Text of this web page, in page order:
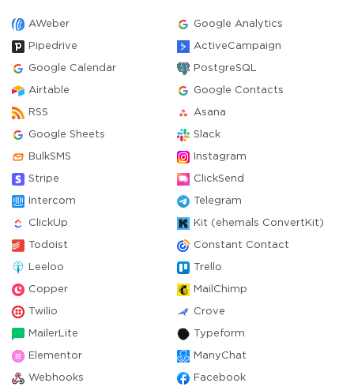
AWeber Google Analytics
Pipedrive ActiveCampaign
Google Calendar PostgreSQL
Airtable Google Contacts
RSS Asana
Google Sheets Slack
BulkSMS Instagram
Stripe ClickSend
Intercom Telegram
ClickUp Kit (ehemals ConvertKit)
Todoist Constant Contact
Leeloo Trello
Copper MailChimp
Twilio Crove
MailerLite Typeform
Elementor ManyChat
Webhooks Facebook